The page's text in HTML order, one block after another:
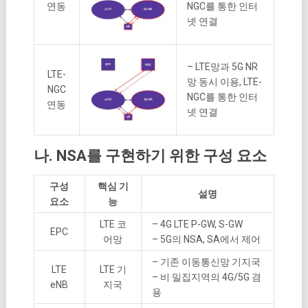
연동
NGC를 통한 인터
넷 연결
LTE-
NGC
연동
– LTE망과 5G NR
망 동시 이용, LTE-
NGC를 통한 인터
넷 연결
나. NSA를 구현하기 위한 구성 요소
구성
요소
핵심 기
능
설명
EPC
LTE 코
어망
– 4G LTE P-GW, S-GW
– 5G의 NSA, SA에서 제어
LTE
eNB
LTE 기
지국
– 기존 이동통신망 기지국
– 비 밀집지역의 4G/5G 겸
용